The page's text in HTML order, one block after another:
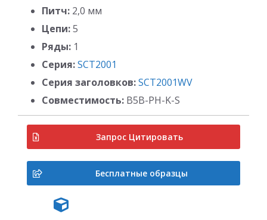
Питч: 2,0 мм
Цепи:5
Ряды: 1
Серия:SCT2001
Серия заголовков:SCT2001WV
Совместимость: B5B-PH-K-S
Запрос Цитировать
Бесплатные образцы